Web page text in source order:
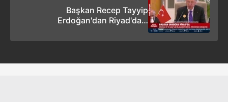
Başkan Recep Tayyip
Erdoğan'dan Riyad'daki
önemli açıklamalar